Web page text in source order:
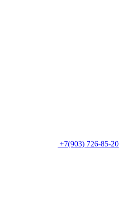
+7(903) 726-85-20